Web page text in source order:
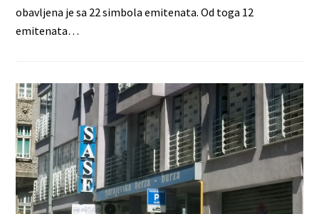
obavljena je sa 22 simbola emitenata. Od toga 12
emitenata…